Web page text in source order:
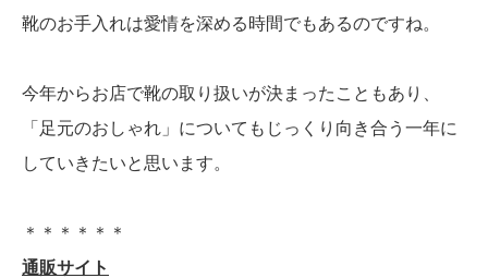
靴のお手入れは愛情を深める時間でもあるのですね。
今年からお店で靴の取り扱いが決まったこともあり、
「足元のおしゃれ」についてもじっくり向き合う一年に
していきたいと思います。
＊＊＊＊＊＊
通販サイト